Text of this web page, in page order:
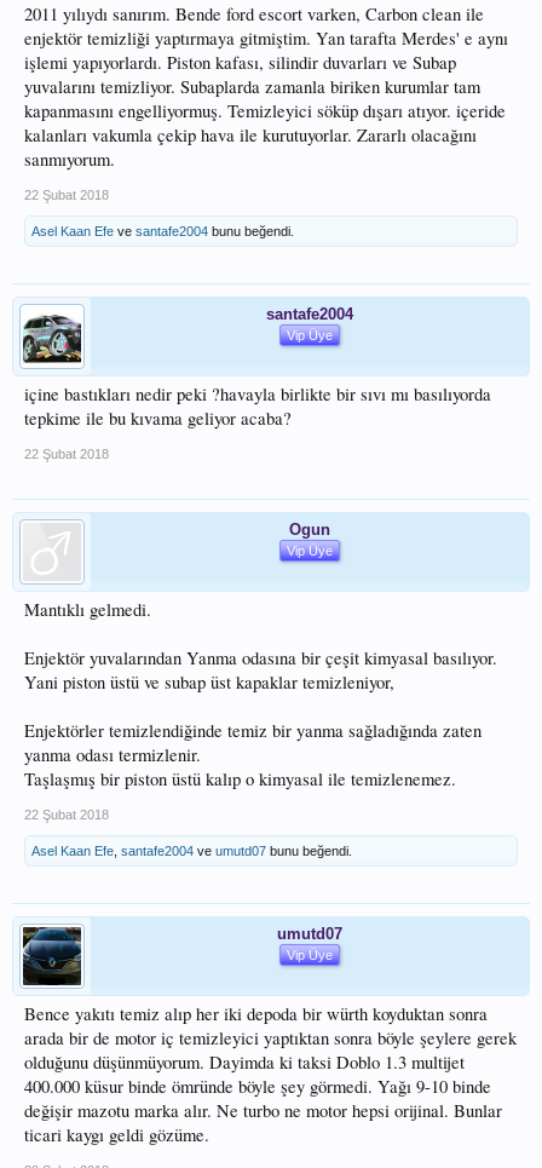
dışarı taşırtıyorlar çözemedim.faydalımıdır bu işlem
2011 yılıydı sanırım. Bende ford escort varken, Carbon clean ile
enjektör temizliği yaptırmaya gitmiştim. Yan tarafta Merdes' e aynı
işlemi yapıyorlardı. Piston kafası, silindir duvarları ve Subap
yuvalarını temizliyor. Subaplarda zamanla biriken kurumlar tam
kapanmasını engelliyormuş. Temizleyici söküp dışarı atıyor. içeride
kalanları vakumla çekip hava ile kurutuyorlar. Zararlı olacağını
sanmıyorum.
22 Şubat 2018
Asel Kaan Efe ve santafe2004 bunu beğendi.
santafe2004
Vip Üye
içine bastıkları nedir peki ?havayla birlikte bir sıvı mı basılıyorda
tepkime ile bu kıvama geliyor acaba?
22 Şubat 2018
Ogun
Vip Üye
Mantıklı gelmedi.
Enjektör yuvalarından Yanma odasına bir çeşit kimyasal basılıyor.
Yani piston üstü ve subap üst kapaklar temizleniyor,
Enjektörler temizlendiğinde temiz bir yanma sağladığında zaten
yanma odası termizlenir.
Taşlaşmış bir piston üstü kalıp o kimyasal ile temizlenemez.
22 Şubat 2018
Asel Kaan Efe santafe2004 ve umutd07 bunu beğendi.
umutd07
Vip Üye
Bence yakıtı temiz alıp her iki depoda bir würth koyduktan sonra
arada bir de motor iç temizleyici yaptıktan sonra böyle şeylere gerek
olduğunu düşünmüyorum. Dayimda ki taksi Doblo 1.3 multijet
400.000 küsur binde ömründe böyle şey görmedi. Yağı 9-10 binde
değişir mazotu marka alır. Ne turbo ne motor hepsi orijinal. Bunlar
ticari kaygı geldi gözüme.